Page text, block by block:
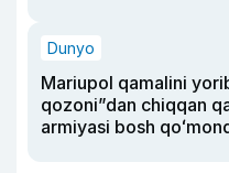
Dunyo
Mariupol qamalini
qozoni”dan chiqqan
armiyasi bosh